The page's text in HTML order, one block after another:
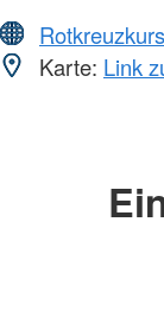
Karte: Link